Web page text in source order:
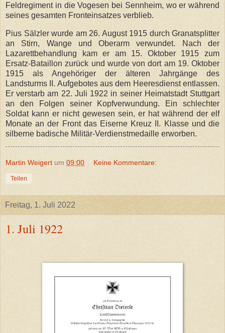
Feldregiment in die Vogesen bei Sennheim, wo er während
seines gesamten Fronteinsatzes verblieb.
Pius Sälzler wurde am 26. August 1915 durch Granatsplitter
an Stirn, Wange und Oberarm verwundet. Nach der
Lazarettbehandlung kam er am 15. Oktober 1915 zum
Ersatz-Bataillon zurück und wurde von dort am 19. Oktober
1915 als Angehöriger der älteren Jahrgänge des
Landsturms II. Aufgebotes aus dem Heeresdienst entlassen.
Er verstarb am 22. Juli 1922 in seiner Heimatstadt Stuttgart
an den Folgen seiner Kopfverwundung. Ein schlechter
Soldat kann er nicht gewesen sein, er hat während der elf
Monate an der Front das Eiserne Kreuz II. Klasse und die
silberne badische Militär-Verdienstmedaille erworben.
Martin Weigert um 09:00 Keine Kommentare:
Teilen
Freitag, 1. Juli 2022
1. Juli 1922